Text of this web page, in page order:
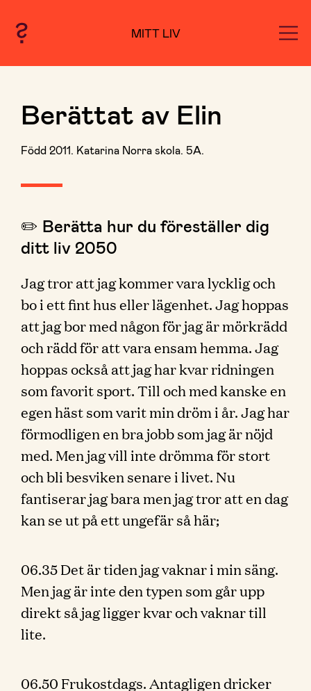
MITT LIV
Berättat av Elin
Född 2011. Katarina Norra skola. 5A.
✏️ Berätta hur du föreställer dig
ditt liv 2050
Jag tror att jag kommer vara lycklig och
bo i ett fint hus eller lägenhet. Jag hoppas
att jag bor med någon för jag är mörkrädd
och rädd för att vara ensam hemma. Jag
hoppas också att jag har kvar ridningen
som favorit sport. Till och med kanske en
egen häst som varit min dröm i år. Jag har
förmodligen en bra jobb som jag är nöjd
med. Men jag vill inte drömma för stort
och bli besviken senare i livet. Nu
fantiserar jag bara men jag tror att en dag
kan se ut på ett ungefär så här;
06.35 Det är tiden jag vaknar i min säng.
Men jag är inte den typen som går upp
direkt så jag ligger kvar och vaknar till
lite.
06.50 Frukostdags. Antagligen dricker